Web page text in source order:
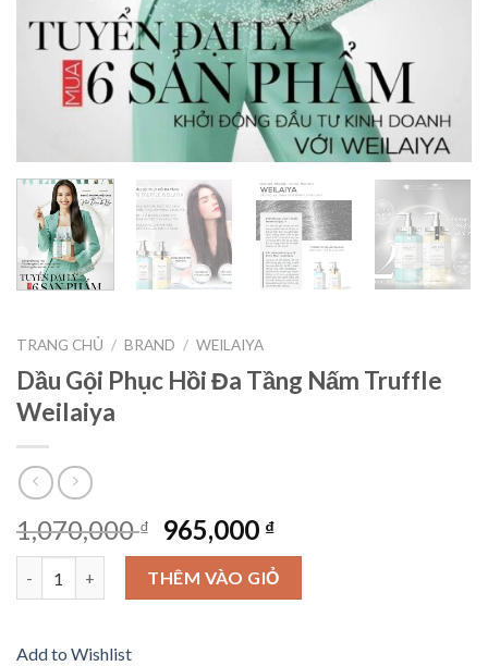
TRANG CHỦ / BRAND / WEILAIYA
Dầu Gội Phục Hồi Đa Tầng Nấm Truffle
Weilaiya
1,070,000₫ 965,000 ₫
THÊM VÀO GIỎ
Add to Wishlist